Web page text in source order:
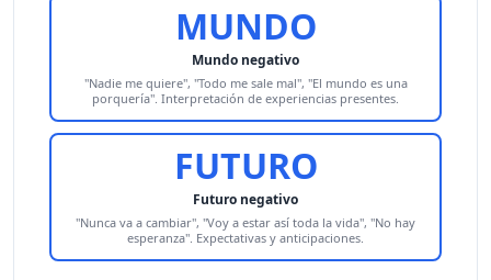
MUNDO
Mundo negativo
"Nadie me quiere", "Todo me sale mal", "El mundo es una
porquería". Interpretación de experiencias presentes.
FUTURO
Futuro negativo
"Nunca va a cambiar", "Voy a estar así toda la vida", "No hay
esperanza". Expectativas y anticipaciones.